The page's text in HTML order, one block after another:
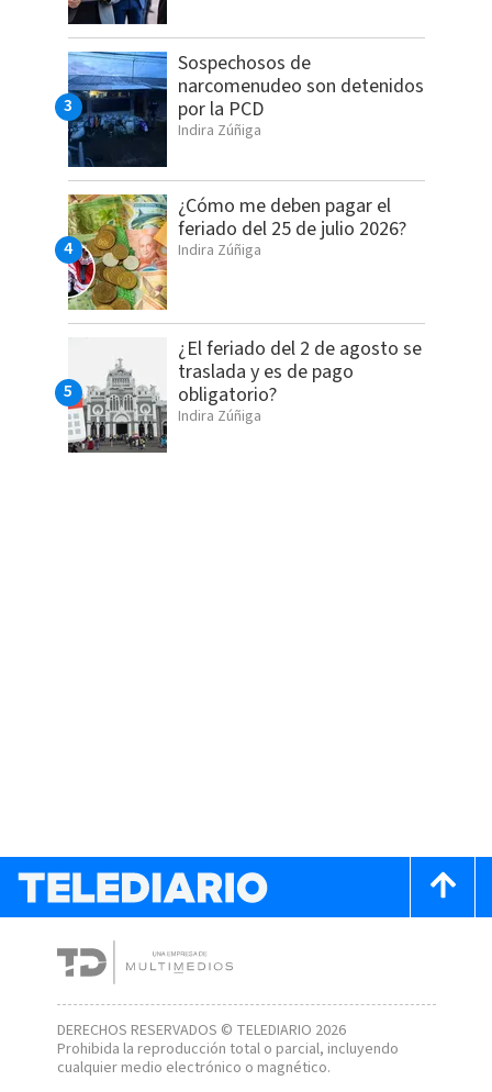
Sospechosos de
narcomenudeo son detenidos
por la PCD
Indira Zúñiga
¿Cómo me deben pagar el
feriado del 25 de julio 2026?
Indira Zúñiga
¿El feriado del 2 de agosto se
traslada y es de pago
obligatorio?
Indira Zúñiga
DERECHOS RESERVADOS © TELEDIARIO 2026
Prohibida la reproducción total o parcial, incluyendo
cualquier medio electrónico o magnético.